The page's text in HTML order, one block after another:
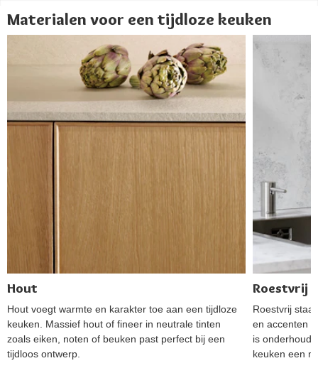
Materialen voor een tijdloze keuken
Hout
Hout voegt warmte en karakter toe aan een tijdloze
keuken. Massief hout of fineer in neutrale tinten
zoals eiken, noten of beuken past perfect bij een
tijdloos ontwerp.
Roestvrij
Roestvrij
en accenten
is
keuken een